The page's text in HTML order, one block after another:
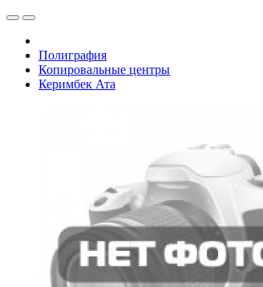
Полиграфия
Копировальные центры
Керимбек Ата